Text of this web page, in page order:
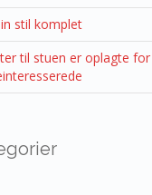
stil komplet
til stuen er oplagte for